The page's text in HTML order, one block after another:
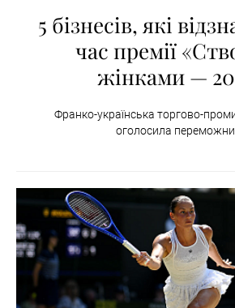
5 бізнесів, які
час премії
жінками —
Франко-українська торгово-
оголосила